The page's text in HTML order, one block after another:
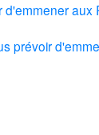
aux
prévoir